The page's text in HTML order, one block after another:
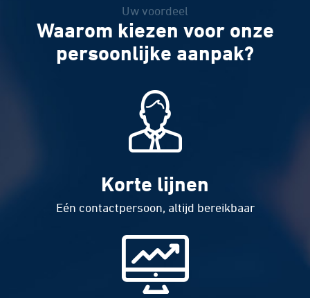
Uw voordeel
Waarom kiezen voor onze
persoonlijke aanpak?
Korte lijnen
Eén contactpersoon, altijd bereikbaar